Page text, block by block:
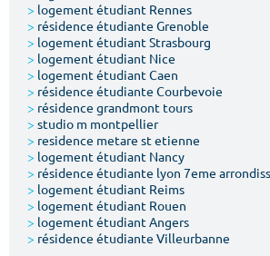
Votre date d'entrée
Chercher
> logement étudiant Rennes
> résidence étudiante Grenoble
> logement étudiant Strasbourg
> logement étudiant Nice
> logement étudiant Caen
> résidence étudiante Courbevoie
> résidence grandmont tours
> studio m montpellier
> residence metare st etienne
> logement étudiant Nancy
> résidence étudiante lyon 7eme
> logement étudiant Reims
> logement étudiant Rouen
> logement étudiant Angers
> résidence étudiante Villeurbanne